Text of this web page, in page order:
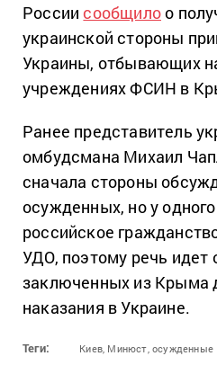
России сообщилоо
украинской стороны
Украины, отбывающих
учреждениях ФСИН в
Ранее представитель
омбудсмана Михаил
сначала стороны
осужденных, но у
российское
УДО, поэтому речь идет
заключенных из Крыма
наказания в Украине.
Теги: Киев, Минюст, осужденные